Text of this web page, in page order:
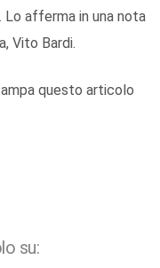
Lo afferma in una nota
Vito Bardi.
questo articolo
su: